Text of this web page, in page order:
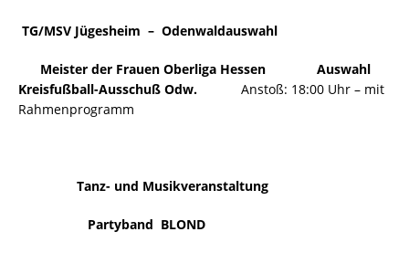
TG/MSV Jügesheim – Odenwaldauswahl
Meister der Frauen Oberliga Hessen Auswahl
Kreisfußball-Ausschuß Odw. Anstoß: 18:00 Uhr – mit
Rahmenprogramm
Tanz- und Musikveranstaltung
Partyband BLOND